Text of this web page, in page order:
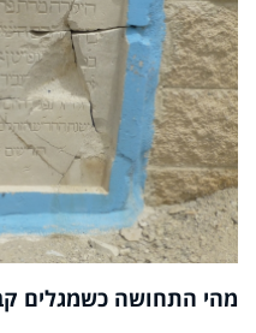
מהי התחושה כשמגלים